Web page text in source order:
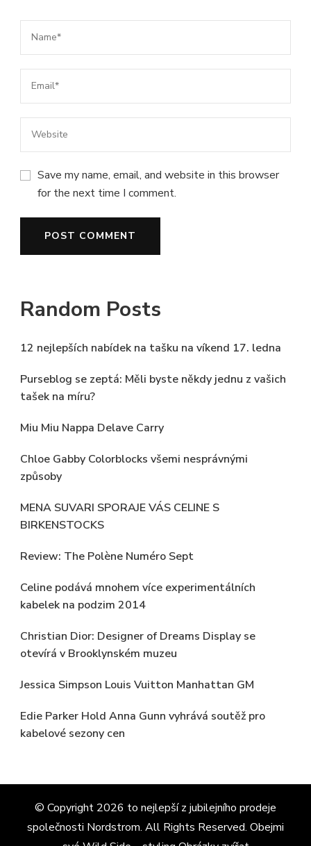
Save my name, email, and website in this browser
for the next time I comment.
Random Posts
12 nejlepších nabídek na tašku na víkend 17. ledna
Purseblog se zeptá: Měli byste někdy jednu z vašich
tašek na míru?
Miu Miu Nappa Delave Carry
Chloe Gabby Colorblocks všemi nesprávnými
způsoby
MENA SUVARI SPORAJE VÁS CELINE S
BIRKENSTOCKS
Review: The Polène Numéro Sept
Celine podává mnohem více experimentálních
kabelek na podzim 2014
Christian Dior: Designer of Dreams Display se
otevírá v Brooklynském muzeu
Jessica Simpson Louis Vuitton Manhattan GM
Edie Parker Hold Anna Gunn vyhrává soutěž pro
kabelové sezony cen
© Copyright 2026 to nejlepší z jubilejního prodeje
společnosti Nordstrom. All Rights Reserved. Obejmi